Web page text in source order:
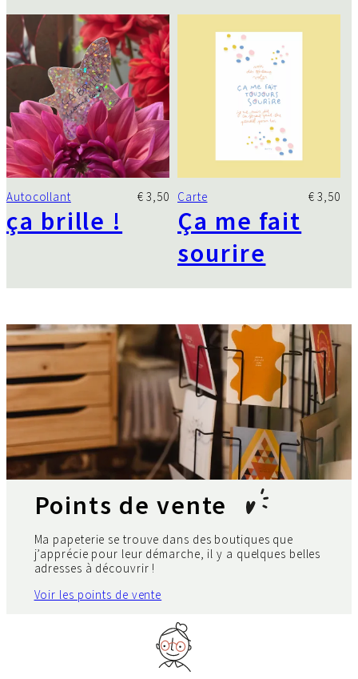
Autocollant € 3,50
ça brille !
Carte € 3,50
Ça me fait
sourire
Points de vente
Ma papeterie se trouve dans des boutiques que
j’apprécie pour leur démarche, il y a quelques belles
adresses à découvrir !
Voir les points de vente